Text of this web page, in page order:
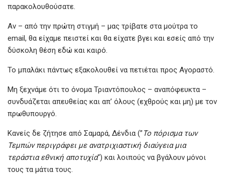
παρακολουθούσατε.
Αν – από την πρώτη στιγμή – μας τρίβατε στα μούτρα το
email, θα είχαμε πειστεί και θα είχατε βγει και εσείς από την
δύσκολη θέση εδώ και καιρό.
Το μπαλάκι πάντως εξακολουθεί να πετιέται προς Αγοραστό.
Μη ξεχνάμε ότι το όνομα Τριαντόπουλος – αναπόφευκτα –
συνδυάζεται απευθείας και απ’ όλους (εχθρούς και μη) με τον
πρωθυπουργό.
Κανείς δε ζήτησε από Σαμαρά, Δένδια (” Το πόρισμα των
Τεμπών περιγράφει με ανατριχιαστική διαύγεια μια
τεράστια εθνική αποτυχία“) και λοιπούς να βγάλουν μόνοι
τους τα μάτια τους.